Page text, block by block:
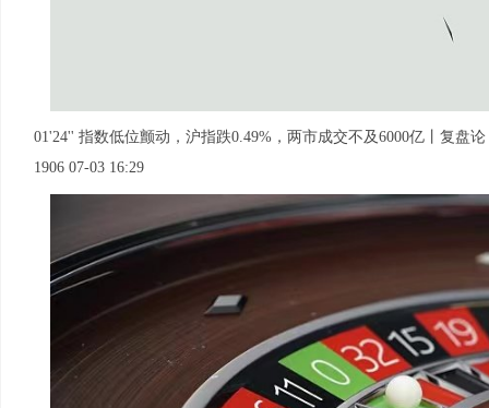
01'24'' 指数低位颤动，沪指跌0.49%，两市成交不及6000亿丨复盘论
1906 07-03 16:29